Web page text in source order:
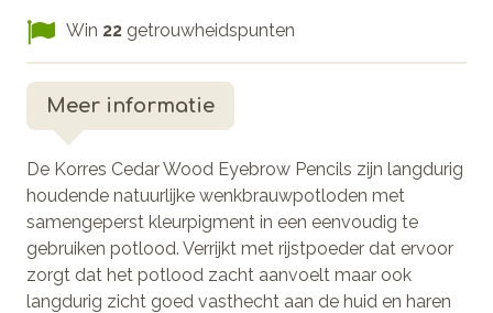
Win 22 getrouwheidspunten
Meer informatie
De Korres Cedar Wood Eyebrow Pencils zijn langdurig
houdende natuurlijke wenkbrauwpotloden met
samengeperst kleurpigment in een eenvoudig te
gebruiken potlood. Verrijkt met rijstpoeder dat ervoor
zorgt dat het potlood zacht aanvoelt maar ook
langdurig zicht goed vasthecht aan de huid en haren